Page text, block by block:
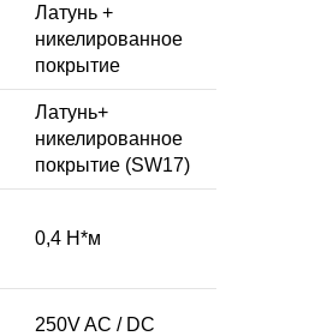
Латунь +
никелированное
покрытие
Латунь+
никелированное
покрытие (SW17)
0,4 Н*м
250V AC / DC